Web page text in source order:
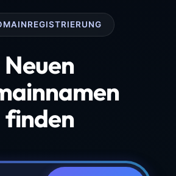
Neuen
finden